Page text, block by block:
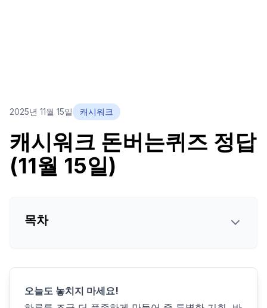
2025년 11월 15일 캐시워크
캐시워크 돈버는퀴즈 정답
(11월 15일)
목차
오늘도 놓치지 마세요!